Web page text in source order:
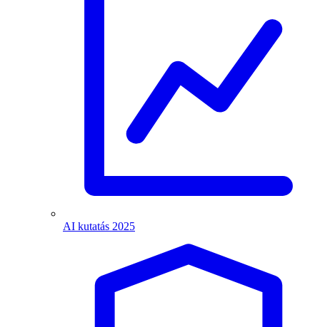
AI kutatás 2025